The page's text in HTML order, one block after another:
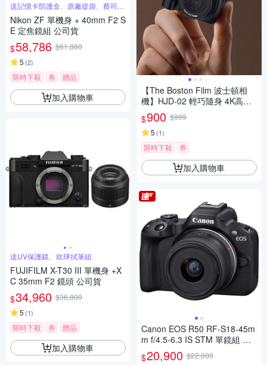
送記憶卡防護盒、原廠提袋、蔡司噴
霧等好禮
Nikon ZF 單機身 + 40mm F2 S
E 定焦鏡組 公司貨
$58,786 $61,880
5 (2)
限時下殺 券 贈品
加入購物車
送UV保護鏡、吹球拭筆組
FUJIFILM X-T30 III 單機身 +X
C 35mm F2 鏡頭 公司貨
$34,960 $36,800
5 (1)
限時下殺 券 贈品
加入購物車
【The Boston Film 波士頓相
機】HJD-02 輕巧隨身 4K高畫
質迷你單眼數位相機
$900 $999
5 (1)
限時下殺 券
加入購物車
Canon EOS R50 RF-S18-45m
m f/4.5-6.3 IS STM 單鏡組 公
司貨
$20,900 $22,000